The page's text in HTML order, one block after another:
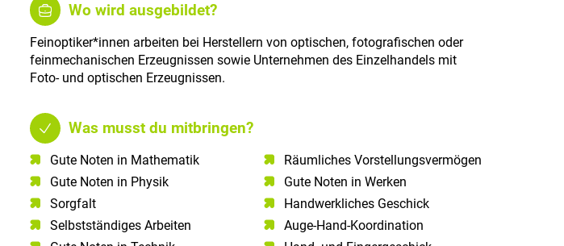
Wo wird ausgebildet?
Feinoptiker*innen arbeiten bei Herstellern von optischen, fotografischen oder
feinmechanischen Erzeugnissen sowie Unternehmen des Einzelhandels mit
Foto- und optischen Erzeugnissen.
Was musst du mitbringen?
Gute Noten in Mathematik​
Gute Noten in Physik​
Sorgfalt​
Selbstständiges Arbeiten​
Räumliches Vorstellungsvermögen​
Gute Noten in Werken
Handwerkliches Geschick
Auge-Hand-Koordination